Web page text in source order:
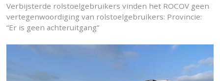
Verbijsterde rolstoelgebruikers vinden het ROCOV geen
vertegenwoordiging van rolstoelgebruikers: Provincie:
“Er is geen achteruitgang”